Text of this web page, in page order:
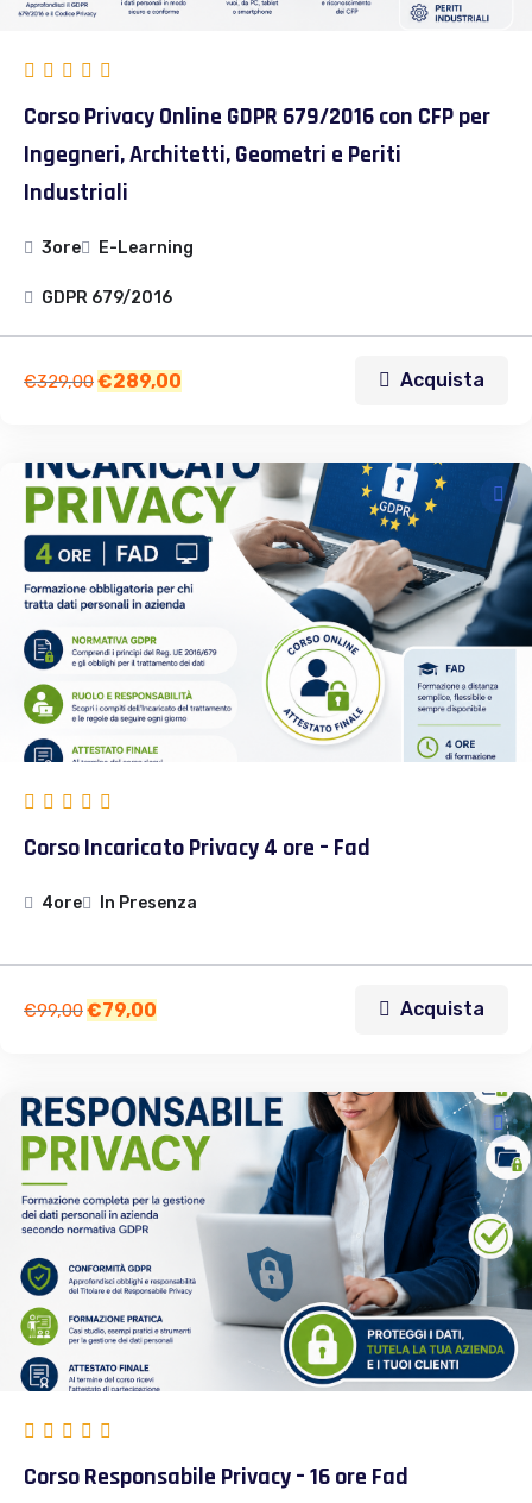
Corso Privacy Online GDPR 679/2016 con CFP per
Ingegneri, Architetti, Geometri e Periti
Industriali
3ore E-Learning
GDPR 679/2016
€329,00€289,00 Acquista
Corso Incaricato Privacy 4 ore – Fad
4ore In Presenza
€99,00€79,00 Acquista
Corso Responsabile Privacy – 16 ore Fad